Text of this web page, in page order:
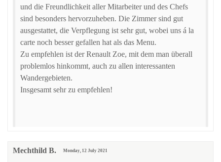
und die Freundlichkeit aller Mitarbeiter und des Chefs
sind besonders hervorzuheben. Die Zimmer sind gut
ausgestattet, die Verpflegung ist sehr gut, wobei uns á la
carte noch besser gefallen hat als das Menu.
Zu empfehlen ist der Renault Zoe, mit dem man überall
problemlos hinkommt, auch zu allen interessanten
Wandergebieten.
Insgesamt sehr zu empfehlen!
Mechthild B. Monday, 12 July 2021